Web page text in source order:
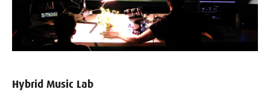
Hybrid Music Lab